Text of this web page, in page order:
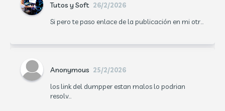
Tutos y Soft 26/2/2026
Si pero te paso enlace de la publicación en mi otr...
Anonymous 25/2/2026
los link del dumpper estan malos lo podrian
resolv...